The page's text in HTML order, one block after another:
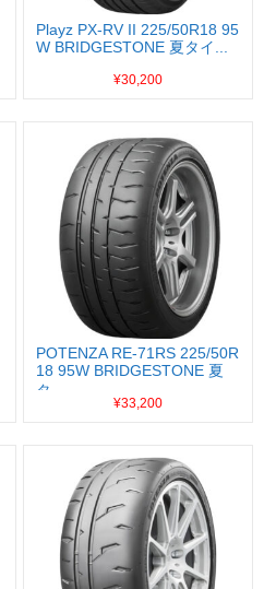
Playz PX-RV II 225/50R18 95
W BRIDGESTONE 夏タイ...
¥30,200
POTENZA RE-71RS 225/50R
18 95W BRIDGESTONE 夏
タ...
¥33,200